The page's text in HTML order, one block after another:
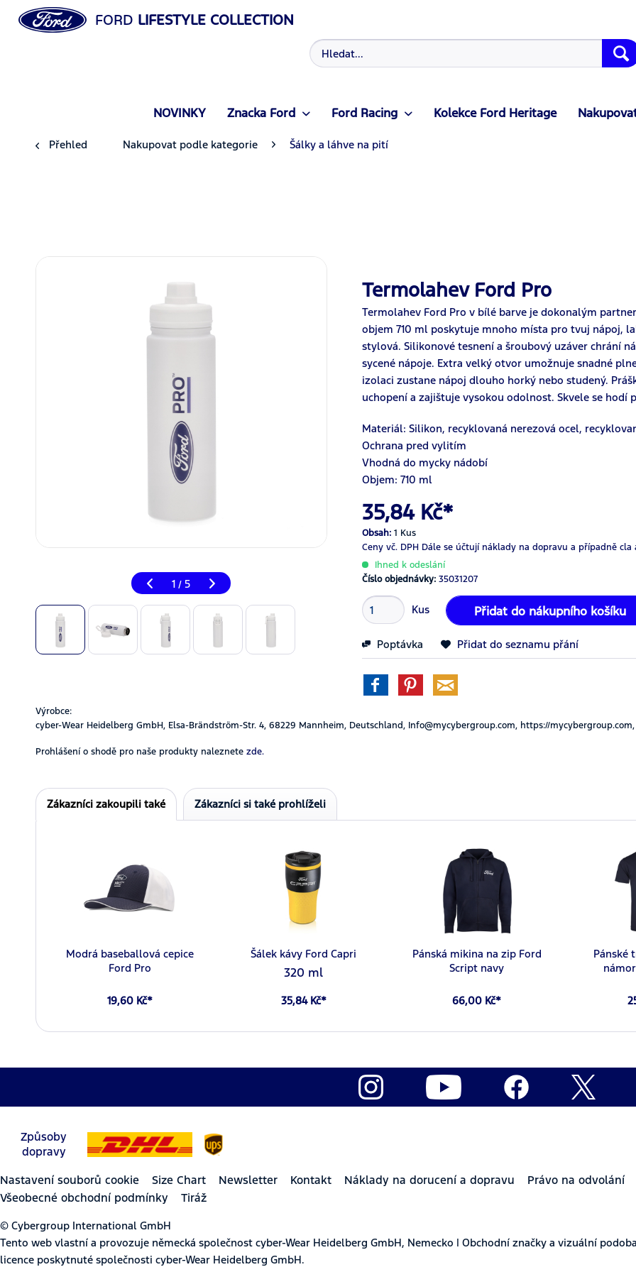
FORD LIFESTYLE COLLECTION
NOVINKY Znacka Ford Ford Racing Kolekce Ford Heritage
Přehled Nakupovat podle kategorie Šálky a láhve na pití
1 / 5
Termolahev Ford Pro
Termolahev Ford Pro v bílé barve je dokonalým
objem 710 ml poskytuje mnoho místa pro tvuj nápoj,
stylová. Silikonové tesnení a šroubový uzáver chrání
sycené nápoje. Extra velký otvor umožnuje snadné
izolaci zustane nápoj dlouho horký nebo studený.
uchopení a zajištuje vysokou odolnost. Skvele se hodí
Materiál: Silikon, recyklovaná nerezová ocel,
Ochrana pred vylitím
Vhodná do mycky nádobí
Objem: 710 ml
35,84 Kč*
Obsah:1 Kus
Ceny vč. DPH Dále se účtují náklady na dopravu a případně
Ihned k odeslání
Číslo objednávky:35031207
Kus Přidat do nákupního košíku
Poptávka Přidat do seznamu přání
Výrobce:
cyber-Wear Heidelberg GmbH, Elsa-Brändström-Str. 4, 68229 Mannheim, Deutschland, Info@mycybergroup.com, https://
Prohlášení o shodě pro naše produkty naleznete zde.
Zákazníci zakoupili také Zákazníci si také prohlíželi
Modrá baseballová cepice
Ford Pro
19,60 Kč*
Šálek kávy Ford Capri
320 ml
35,84 Kč*
Pánská mikina na zip Ford
Script navy
66,00 Kč*
Pánské
Způsoby
dopravy
Nastavení souborů cookie Size Chart Newsletter Kontakt Náklady na dorucení a dopravu Právo na odvolání
Všeobecné obchodní podmínky
Tiráž
© Cybergroup International GmbH
Tento web vlastní a provozuje německá společnost cyber-Wear Heidelberg GmbH, Nemecko | Obchodní značky a vizuální
licence poskytnuté společnosti cyber-Wear Heidelberg GmbH.